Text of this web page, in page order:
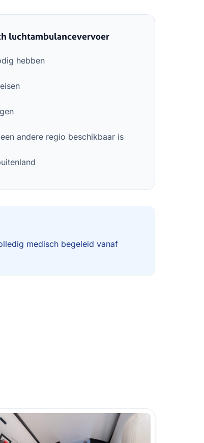
luchtambulancevervoer
hebben
andere regio beschikbaar is
medisch begeleid vanaf